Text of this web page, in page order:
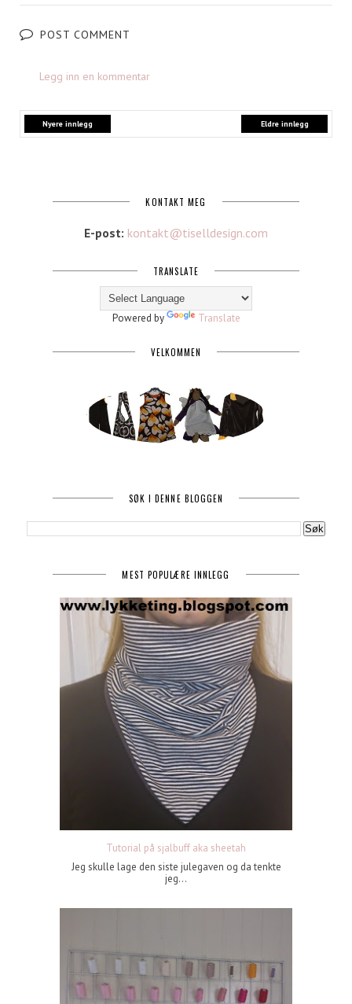
POST COMMENT
Legg inn en kommentar
Nyere innlegg Eldre innlegg
KONTAKT MEG
E-post: kontakt@tiselldesign.com
TRANSLATE
Powered by Translate
VELKOMMEN
SØK I DENNE BLOGGEN
MEST POPULÆRE INNLEGG
Tutorial på sjalbuff aka sheetah
Jeg skulle lage den siste julegaven og da tenkte
jeg...